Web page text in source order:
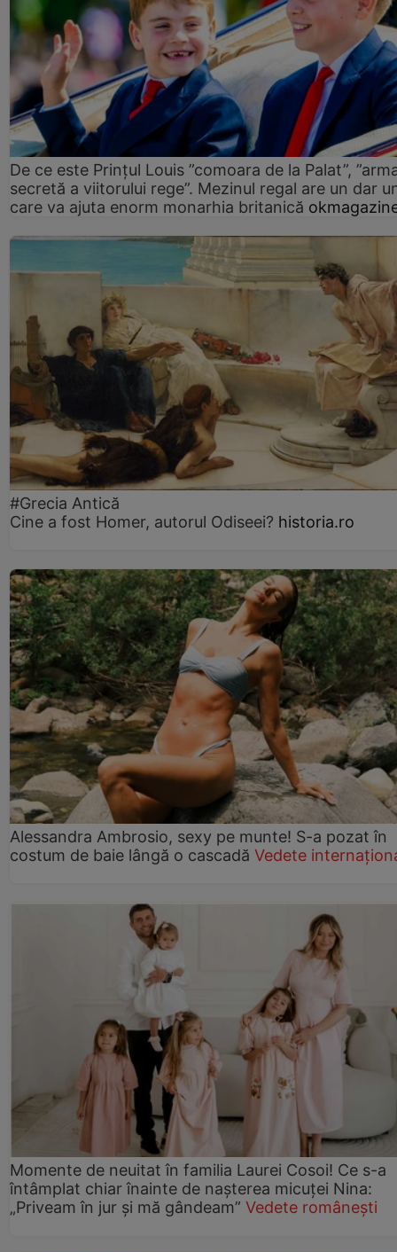
De ce este Prințul Louis ”comoara de la Palat”,
secretă a viitorului rege”. Mezinul regal are un dar
care va ajuta enorm monarhia britanică
#Grecia Antică
Cine a fost Homer, autorul Odiseei? historia.ro
Alessandra Ambrosio, sexy pe munte! S-a pozat în
costum de baie lângă o cascadă Vedete
Momente de neuitat în familia Laurei Cosoi! Ce s-a
întâmplat chiar înainte de nașterea micuței Nina:
„Priveam în jur și mă gândeam” Vedete românești